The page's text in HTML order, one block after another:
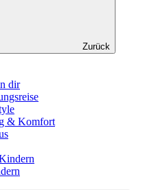
Zurück
dir
& Komfort